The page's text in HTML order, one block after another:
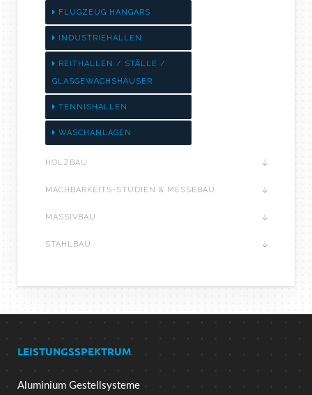
FLUGZEUG HANGARS
INDUSTRIEHALLEN
REITHALLEN / STÄLLE /
GLASGEWÄCHSHÄUSER
TENNISHALLEN
WASCHANLAGEN
HOLZBAU
MACHBARKEITS-STUDIEN & MESSEBAU
MASSIVBAU
STAHLBAU
LEISTUNGSSPEKTRUM
Aluminium Gestellsysteme